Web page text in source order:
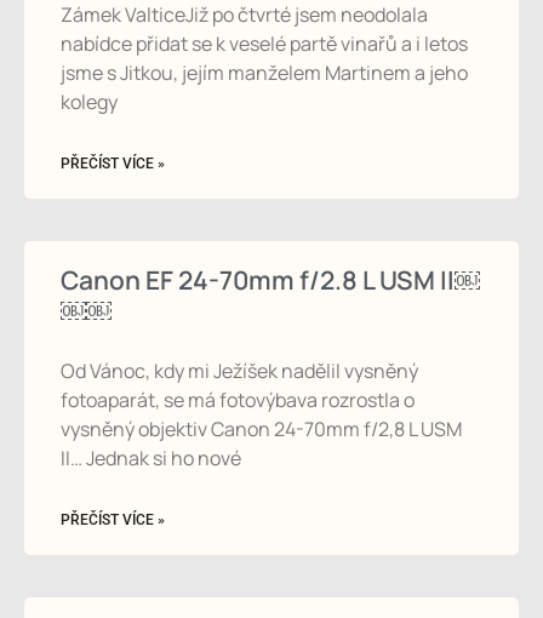
Zámek ValticeJiž po čtvrté jsem neodolala
nabídce přidat se k veselé partě vinařů a i letos
jsme s Jitkou, jejím manželem Martinem a jeho
kolegy
PŘEČÍST VÍCE »
Canon EF 24-70mm f/2.8 L USM II￼
￼￼
Od Vánoc, kdy mi Ježíšek nadělil vysněný
fotoaparát, se má fotovýbava rozrostla o
vysněný objektiv Canon 24-70mm f/2,8 L USM
II… Jednak si ho nové
PŘEČÍST VÍCE »